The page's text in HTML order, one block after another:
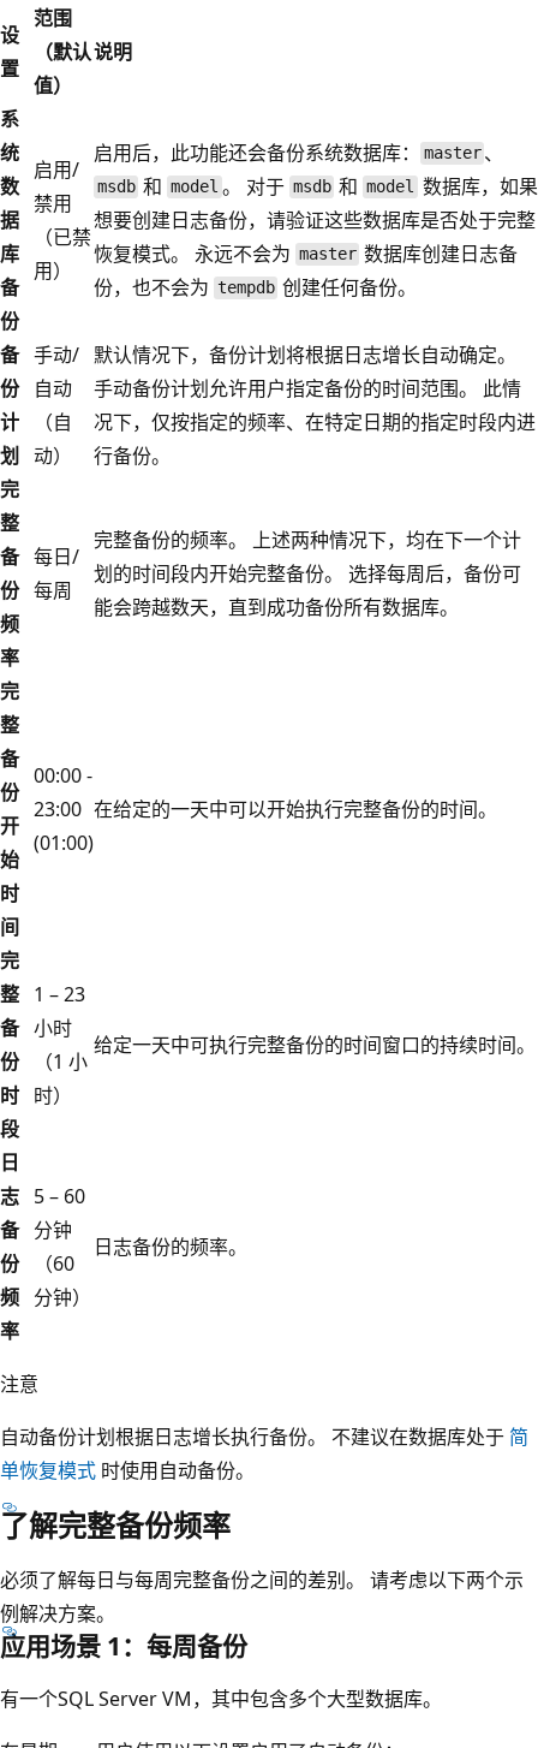
设
置
范围
（默认
值）
说明
系
统
数
据
库
备
份
启用/
禁用
（已禁
用）
启用后，此功能还会备份系统数据库： master 、
msdb 和model 。 对于 msdb 和model 数据库，如果
想要创建日志备份，请验证这些数据库是否处于完整
恢复模式。 永远不会为 master 数据库创建日志备
份，也不会为 tempdb 创建任何备份。
备
份
计
划
手动/
自动
（自
动）
默认情况下，备份计划将根据日志增长自动确定。
手动备份计划允许用户指定备份的时间范围。 此情
况下，仅按指定的频率、在特定日期的指定时段内进
行备份。
完
整
备
份
频
率
每日/
每周
完整备份的频率。 上述两种情况下，均在下一个计
划的时间段内开始完整备份。 选择每周后，备份可
能会跨越数天，直到成功备份所有数据库。
完
整
备
份
开
始
时
间
00:00 -
23:00
(01:00)
在给定的一天中可以开始执行完整备份的时间。
完
整
备
份
时
段
1 – 23
小时
（1 小
时）
给定一天中可执行完整备份的时间窗口的持续时间。
日
志
备
份
频
率
5 – 60
分钟
（60
分钟）
日志备份的频率。
注意
自动备份计划根据日志增长执行备份。 不建议在数据库处于 简
单恢复模式 时使用自动备份。
了解完整备份频率
必须了解每日与每周完整备份之间的差别。 请考虑以下两个示
例解决方案。
应用场景 1：每周备份
有一个SQL Server VM，其中包含多个大型数据库。